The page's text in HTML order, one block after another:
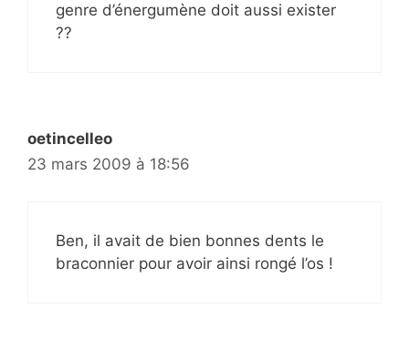
genre d’énergumène doit aussi exister
??
oetincelleo
23 mars 2009 à 18:56
Ben, il avait de bien bonnes dents le
braconnier pour avoir ainsi rongé l’os !